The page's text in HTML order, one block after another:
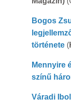
Bogos
története (
Mennyire
színű
Váradi